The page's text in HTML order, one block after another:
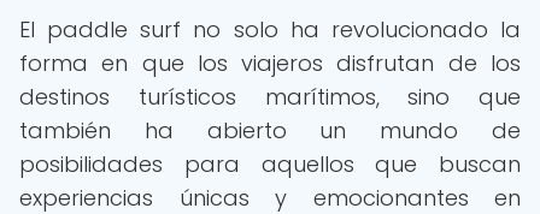
El paddle surf no solo ha revolucionado la
forma en que los viajeros disfrutan de los
destinos turísticos marítimos, sino que
también ha abierto un mundo de
posibilidades para aquellos que buscan
experiencias únicas y emocionantes en